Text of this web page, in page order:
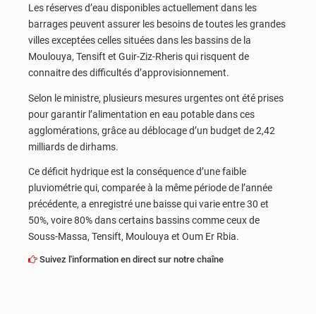
Les réserves d’eau disponibles actuellement dans les
barrages peuvent assurer les besoins de toutes les grandes
villes exceptées celles situées dans les bassins de la
Moulouya, Tensift et Guir-Ziz-Rheris qui risquent de
connaitre des difficultés d’approvisionnement.
Selon le ministre, plusieurs mesures urgentes ont été prises
pour garantir l’alimentation en eau potable dans ces
agglomérations, grâce au déblocage d’un budget de 2,42
milliards de dirhams.
Ce déficit hydrique est la conséquence d’une faible
pluviométrie qui, comparée à la même période de l’année
précédente, a enregistré une baisse qui varie entre 30 et
50%, voire 80% dans certains bassins comme ceux de
Souss-Massa, Tensift, Moulouya et Oum Er Rbia.
Suivez l'information en direct sur notre chaîne